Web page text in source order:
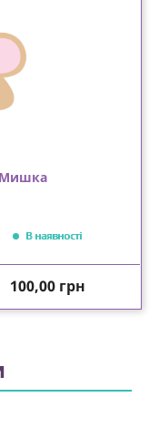
Мишка
В наявності
Ціна
100,00 грн